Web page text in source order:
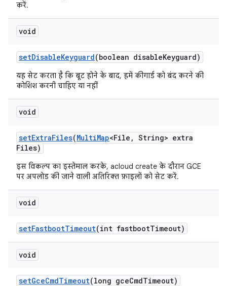
करें.
void
setDisableKeyguard(boolean disableKeyguard)
यह सेट करता है कि बूट होने के बाद, हमें कीगार्ड को बंद करने की
कोशिश करनी चाहिए या नहीं
void
setExtraFiles(MultiMap<File , String> extra
Files)
इस विकल्प का इस्तेमाल करके, acloud create के दौरान GCE
पर अपलोड की जाने वाली अतिरिक्त फ़ाइलों को सेट करें.
void
setFastbootTimeout(int fastbootTimeout)
void
setGceCmdTimeout(long gceCmdTimeout)